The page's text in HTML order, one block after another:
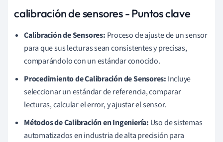
calibración de sensores - Puntos clave
Calibración de Sensores: Proceso de ajuste de un sensor
para que sus lecturas sean consistentes y precisas,
comparándolo con un estándar conocido.
Procedimiento de Calibración de Sensores: Incluye
seleccionar un estándar de referencia, comparar
lecturas, calcular el error, y ajustar el sensor.
Métodos de Calibración en Ingeniería: Uso de sistemas
automatizados en industria de alta precisión para